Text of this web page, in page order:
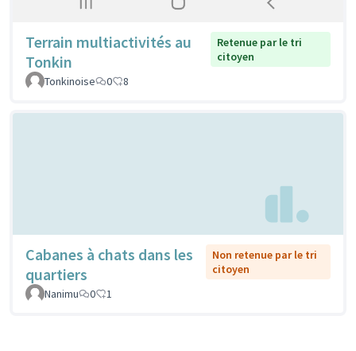
Terrain multiactivités au
Tonkin
Retenue par le tri
citoyen
Tonkinoise
0 8
Cabanes à chats dans les
quartiers
Non retenue par le tri
citoyen
Nanimu
0 1